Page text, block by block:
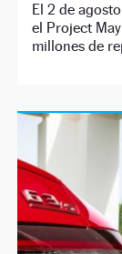
El 2 de
el Project
millones de